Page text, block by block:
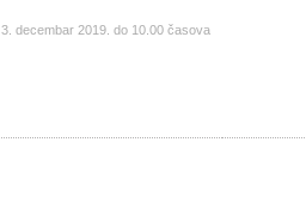
3. decembar 2019. do 10.00 časova